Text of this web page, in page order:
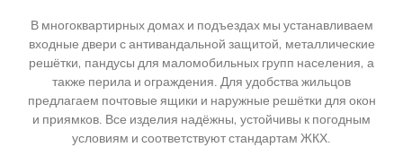
В многоквартирных домах и подъездах мы устанавливаем
входные двери с антивандальной защитой, металлические
решётки, пандусы для маломобильных групп населения, а
также перила и ограждения. Для удобства жильцов
предлагаем почтовые ящики и наружные решётки для окон
и приямков. Все изделия надёжны, устойчивы к погодным
условиям и соответствуют стандартам ЖКХ.